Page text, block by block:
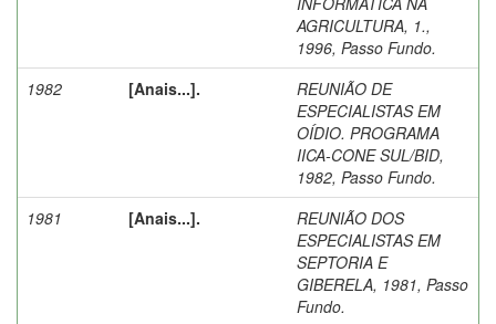
AGRICULTURA, 1.,
1996, Passo Fundo.
1982
[Anais...].
REUNIÃO DE
ESPECIALISTAS EM
OÍDIO. PROGRAMA
IICA-CONE SUL/BID,
1982, Passo Fundo.
1981
[Anais...].
REUNIÃO DOS
ESPECIALISTAS EM
SEPTORIA E
GIBERELA, 1981, Passo
Fundo.